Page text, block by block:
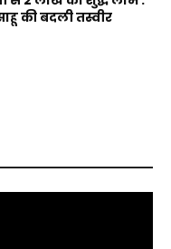
की बदली तस्वीर